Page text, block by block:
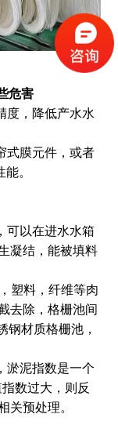
危害
度，降低产水水
式膜元件，或者
。
可以在进水水箱
凝结，能被填料
塑料，纤维等肉
去除，格栅池间
钢材质格栅池，
淤泥指数是一个
数过大，则反
关预处理。